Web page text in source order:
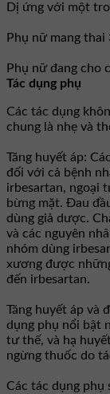
Dị ứng với một
Phụ nữ mang
Phụ nữ đang cho
Tác dụng phụ
Các tác dụng
chung là nhẹ và
Tăng huyết áp:
đối với cả bệnh
irbesartan, ngoại
bừng mặt. Ðau
dùng giả dược.
và các nguyên
nhóm dùng
xương được
đến irbesartan.
Tăng huyết áp và
dụng phụ nổi bật
tư thế, và hạ
ngừng thuốc do
Các tác dụng phụ